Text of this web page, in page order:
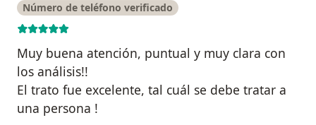
Número de teléfono verificado
Muy buena atención, puntual y muy clara con
los análisis!!
El trato fue excelente, tal cuál se debe tratar a
una persona !